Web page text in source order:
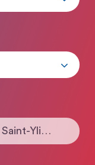
Centre Hospitalier Spécialisé Saint-Ylie Jura